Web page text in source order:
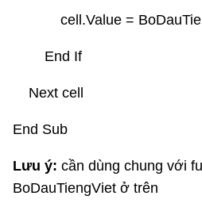
cell.Value =
End If
Next cell
End Sub
Lưu ý: cần dùng chung với
BoDauTiengViet ở trên